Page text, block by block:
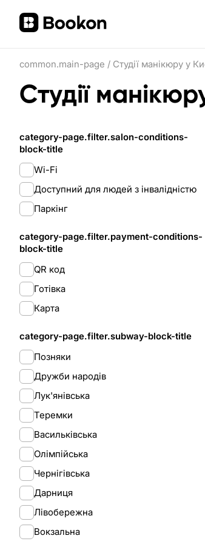
common.main-page / Студії манікюру у
Студії
category-page.filter.salon-conditions-
block-title
Wi-Fi
Доступний для людей з інвалідністю
Паркінг
category-page.filter.payment-conditions-
block-title
QR код
Готівка
Карта
category-page.filter.subway-block-title
Позняки
Дружби народів
Лук'янівська
Теремки
Васильківська
Олімпійська
Чернігівська
Дарниця
Лівобережна
Вокзальна